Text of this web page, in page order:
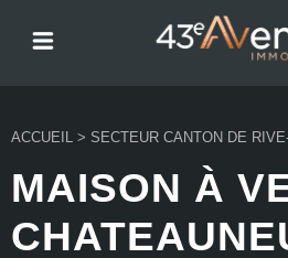
ACCUEIL > SECTEUR CANTON DE
MAISON À